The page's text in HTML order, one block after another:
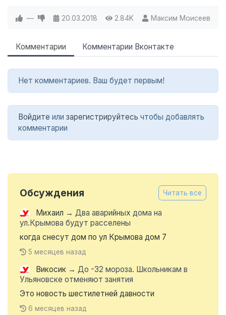
— 20.03.2018 2.84K Максим Моисеев
Комментарии Комментарии Вконтакте
Нет комментариев. Ваш будет первым!
Войдите или зарегистрируйтесь чтобы добавлять
комментарии
Обсуждения Читать все
Михаил → Два аварийных дома на
ул.Крымова будут расселены
когда снесут дом по ул Крымова дом 7
5 месяцев назад
Викосик → До -32 мороза. Школьникам в
Ульяновске отменяют занятия
Это новость шестилетней давности
6 месяцев назад